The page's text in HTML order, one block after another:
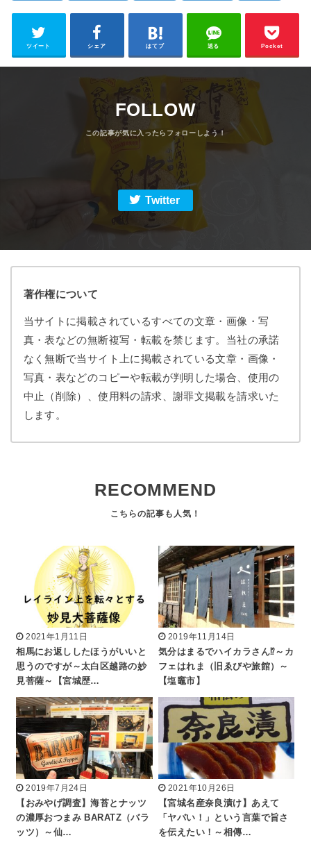
ツイート シェア はてブ 送る Pocket
FOLLOW
Twitter
著作権について
当サイトに掲載されているすべての文章・画像・写
真・表などの無断複写・転載を禁じます。当社の承諾
なく無断で当サイト上に掲載されている文章・画像・
写真・表などのコピーや転載が判明した場合、使用の
中止（削除）、使用料の請求、謝罪文掲載を請求いた
します。
RECOMMEND
2021年1月11日
相馬にお返ししたほうがいいと
思うのですが～太白区越路の妙
見菩薩～【宮城歴…
2019年11月14日
気分はまるでハイカラさん⁉～カ
フェはれま（旧ゑびや旅館）～
【塩竈市】
2019年7月24日
【おみやげ調査】海苔とナッツ
の濃厚おつまみ BARATZ（バラ
ッツ）～仙…
2021年10月26日
【宮城名産奈良漬け】あえて
「ヤバい！」という言葉で旨さ
を伝えたい！～相傳…